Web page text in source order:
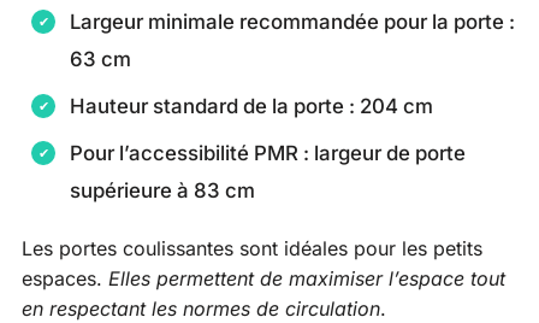
Largeur minimale recommandée pour la porte :
63 cm
Hauteur standard de la porte : 204 cm
Pour l’accessibilité PMR : largeur de porte
supérieure à 83 cm
Les portes coulissantes sont idéales pour les petits
espaces. Elles permettent de maximiser l’espace tout
en respectant les normes de circulation.